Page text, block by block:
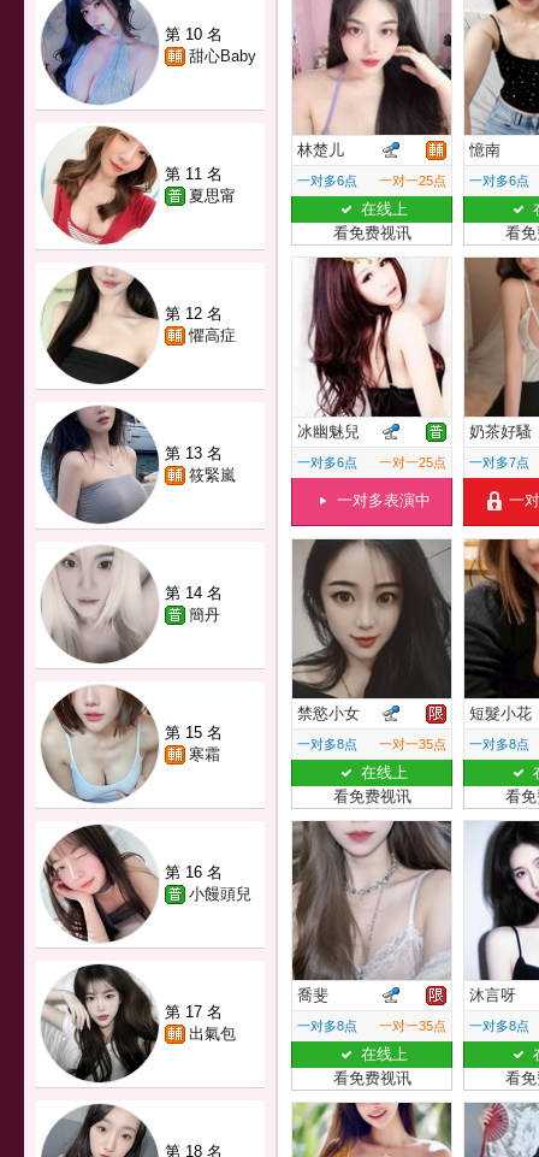
第 10 名
甜心Baby
第 11 名
夏思甯
第 12 名
懼高症
第 13 名
筱緊嵐
第 14 名
簡丹
第 15 名
寒霜
第 16 名
小饅頭兒
第 17 名
出氣包
第 18 名
林楚儿
一对多6点 一对一25点
在线上
看免费视讯
憶南
一对多6点
看
冰幽魅兒
一对多6点 一对一25点
一对多表演中
奶茶好騷
一对多7点
一
禁慾小女
一对多8点 一对一35点
在线上
看免费视讯
短髮小花
一对多8点
看
喬斐
一对多8点 一对一35点
在线上
看免费视讯
沐言呀
一对多8点
看